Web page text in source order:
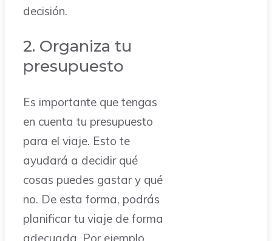
decisión.
2. Organiza tu
presupuesto
Es importante que tengas
en cuenta tu presupuesto
para el viaje. Esto te
ayudará a decidir qué
cosas puedes gastar y qué
no. De esta forma, podrás
planificar tu viaje de forma